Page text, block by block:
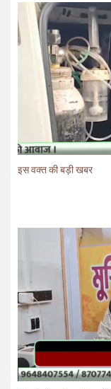
इस वक्त की बड़ी खबर